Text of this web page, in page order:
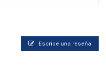
Escribe una reseña